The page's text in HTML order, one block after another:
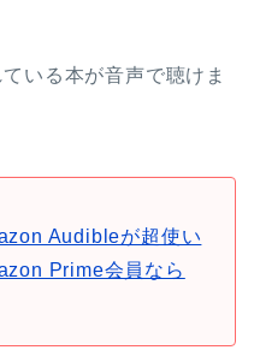
いる本が音声で聴けま
Audibleが超使い
Prime会員なら